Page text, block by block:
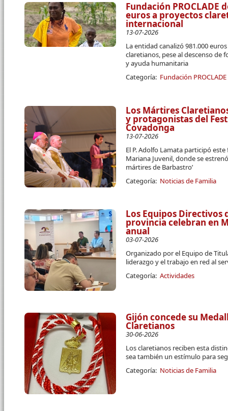
Fundación PROCLADE
euros a proyectos
internacional
13-07-2026
La entidad canalizó 981.000
claretianos, pese al descenso
y ayuda humanitaria
Categoría: Fundación PROCLADE
Los Mártires
y protagonistas del
Covadonga
13-07-2026
El P. Adolfo Lamata participó
Mariana Juvenil, donde se
mártires de Barbastro’
Categoría: Noticias de Familia
Los Equipos Directivos
provincia celebran en
anual
03-07-2026
Organizado por el Equipo de
liderazgo y el trabajo en red al
Categoría: Actividades
Gijón concede su
Claretianos
30-06-2026
Los claretianos reciben esta
sea también un estímulo para
Categoría: Noticias de Familia